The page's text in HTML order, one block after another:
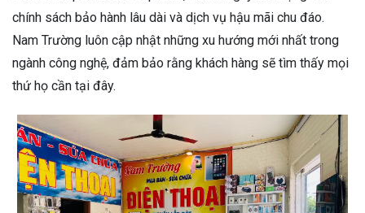
chính sách bảo hành lâu dài và dịch vụ hậu mãi chu đáo.
Nam Trường luôn cập nhật những xu hướng mới nhất trong
ngành công nghệ, đảm bảo rằng khách hàng sẽ tìm thấy mọi
thứ họ cần tại đây.